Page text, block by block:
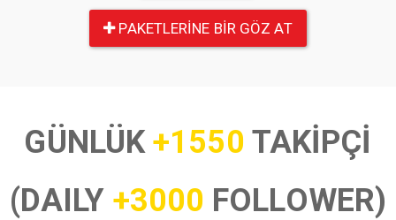
PAKETLERINE BIR GÖZ AT
GÜNLÜK+1550 TAKİPÇİ
(DAILY +3000 FOLLOWER)